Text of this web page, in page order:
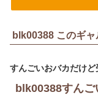
blk00388 このギ
すんごいおバカだけ
blk00388すん